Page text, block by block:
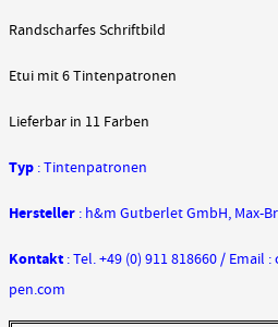
Randscharfes Schriftbild
Etui mit 6 Tintenpatronen
Lieferbar in 11 Farben
Typ : Tintenpatronen
Hersteller : h&m Gutberlet GmbH, Max-
Kontakt : Tel. +49 (0) 911 818660 / Email
pen.com